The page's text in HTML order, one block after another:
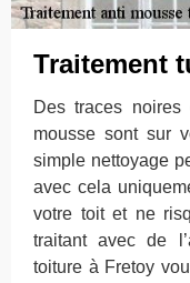
Traitement
Des traces
mousse sont sur
simple nettoyage
avec cela
votre toit et ne
traitant avec de
toiture à Fretoy